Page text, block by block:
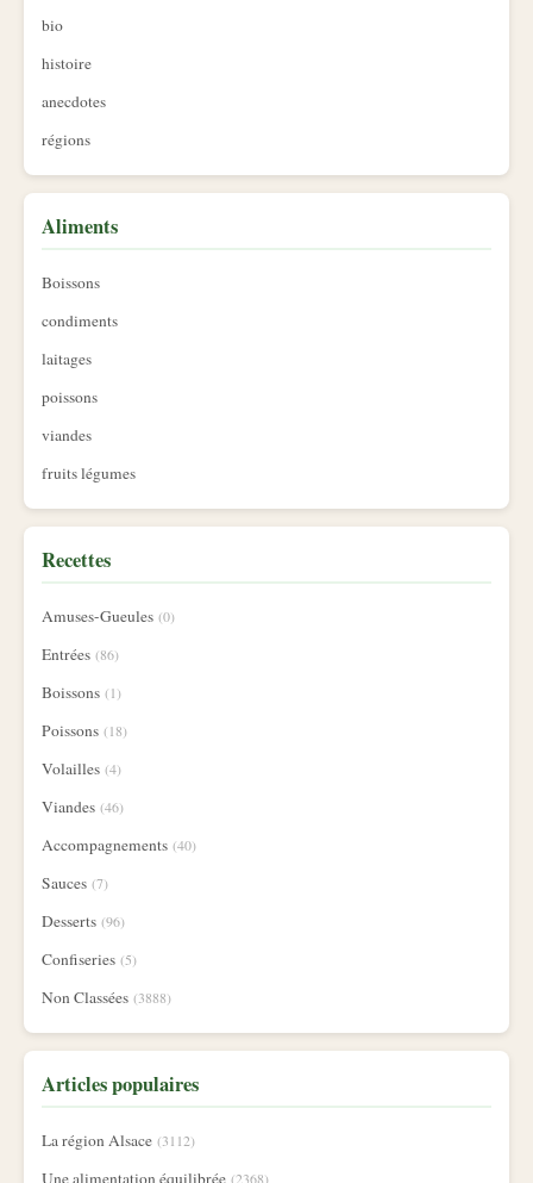
bio
histoire
anecdotes
régions
Aliments
Boissons
condiments
laitages
poissons
viandes
fruits légumes
Recettes
Amuses-Gueules (0)
Entrées (86)
Boissons (1)
Poissons (18)
Volailles (4)
Viandes (46)
Accompagnements (40)
Sauces (7)
Desserts (96)
Confiseries (5)
Non Classées (3888)
Articles populaires
La région Alsace (3112)
Une alimentation équilibrée (2368)